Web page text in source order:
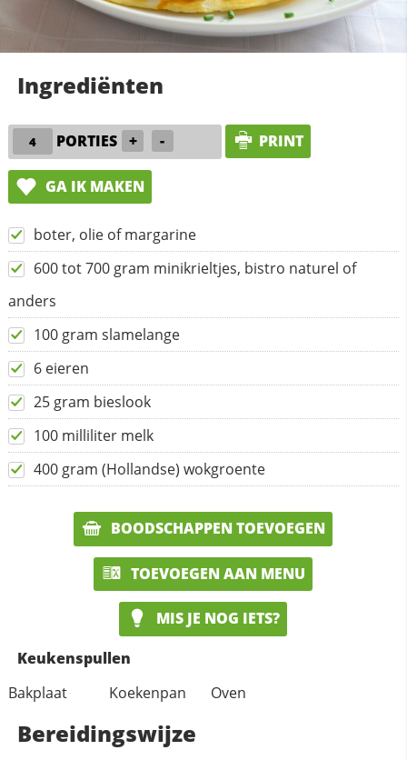
Ingrediënten
PORTIES + - PRINT
GA IK MAKEN
boter, olie of margarine
600 tot 700 gram minikrieltjes, bistro naturel of
anders
100 gram slamelange
6 eieren
25 gram bieslook
100 milliliter melk
400 gram (Hollandse) wokgroente
BOODSCHAPPEN TOEVOEGEN
TOEVOEGEN AAN MENU
MIS JE NOG IETS?
Keukenspullen
Bakplaat
Koekenpan Oven
Bereidingswijze